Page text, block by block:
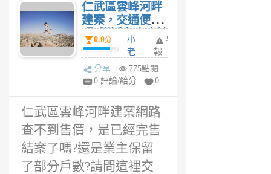
仁武區雲峰河畔
建案，交通便利
嗎?附近有火車站
嗎?
0.0分
小
老
闆
4
舉
報
分享
775點閱
0 評論/給分
0
仁武區雲峰河畔建案網路
查不到售價，是已經完售
結案了嗎?還是業主保留
了部分戶數?請問這裡交